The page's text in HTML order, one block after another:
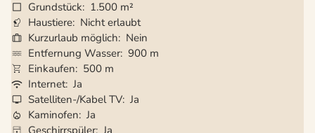
Grundstück
1.500 m²
Haustiere Nicht erlaubt
Kurzurlaub möglich
Nein
Entfernung Wasser 900 m
Einkaufen
500 m
Internet Ja
Satelliten-/Kabel TV Ja
Kaminofen Ja
Geschirrspüler Ja